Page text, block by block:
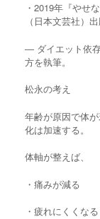
・2019年『やせ
（日本文芸社）
― ダイエット依
方を執筆。
松永の考え
年齢が原因で体
化は加速する。
体軸が整えば、
・痛みが減る
・疲れにくくなる